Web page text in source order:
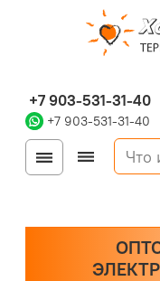
+7 903-531-31-40
+7 903-531-31-40